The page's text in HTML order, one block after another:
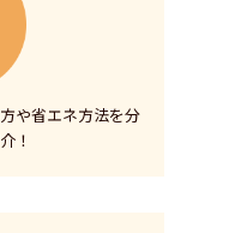
や省エネ方法を分
！